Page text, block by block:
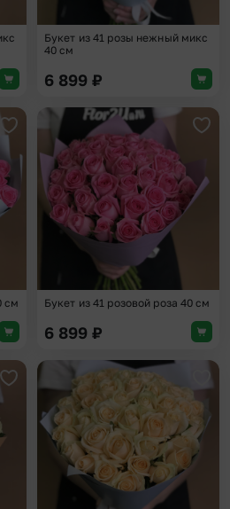
Букет из 41 розы нежный микс
40 см
6 899 ₽
Добавить в избранное
см Букет из 41 розовой роза 40 см
6 899 ₽
Добавить в избранное